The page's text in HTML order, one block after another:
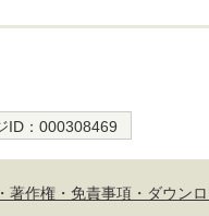
ID： 000308469
著作権・免責事項・ダウン